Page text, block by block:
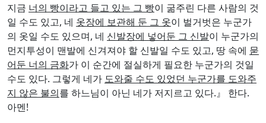
지금 너의 빵이라고 들고 있는 그 빵이 굶주린 다른 사람의 것
일 수도 있고, 네 옷장에 보관해 둔 그 옷이 벌거벗은 누군가
의 옷일 수도 있으며, 네 신발장에 넣어둔 그 신발이 누군가의
먼지투성이 맨발에 신겨져야 할 신발일 수도 있고, 땅 속에 묻
어둔 너의 금화가 이 순간에 절실하게 필요한 누군가의 것일
수도 있다. 그렇게 네가 도와줄 수도 있었던 누군가를 도와주
지 않은 불의를 하느님이 아닌 네가 저지르고 있다.』 한다.
아멘!